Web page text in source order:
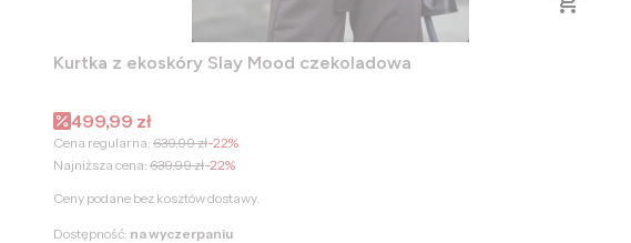
Kurtka z ekoskóry Slay Mood czekoladowa
Cena promocyjna
499,99 zł
Cena regularna: 639,99 zł-22%
Najniższa cena: 639,99 zł-22%
Ceny podane bez kosztów dostawy.
Dostępność: na wyczerpaniu